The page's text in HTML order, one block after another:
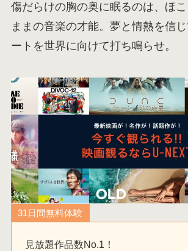
傷だらけの胸の奥に眠るのは、ほ
ままの音楽の才能。夢と情熱を信
ートを世界に向けて打ち鳴らせ。
31日間無料体験
見放題作品数No.1！